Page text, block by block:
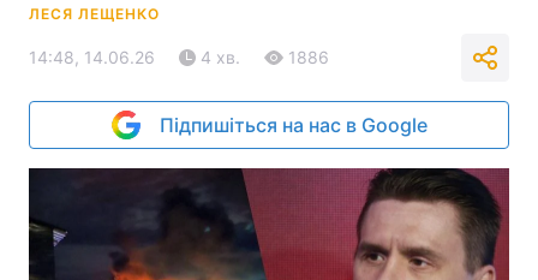
ЛЕСЯ ЛЕЩЕНКО
14:48, 14.06.26 4 хв. 1886
Підпишіться на нас в Google